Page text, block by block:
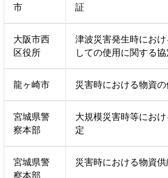
市
証
大阪市西
区役所
津波災害発生時にお
しての使用に関する協
龍ヶ崎市 災害時における物資
宮城県警
察本部
大規模災害時等にお
定
宮城県警
察本部
災害時における物資